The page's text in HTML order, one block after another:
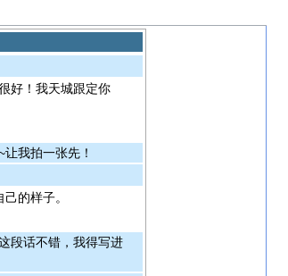
好！我天城跟定你
我拍一张先！
的样子。
段话不错，我得写进